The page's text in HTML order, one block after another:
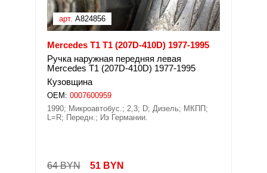
арт. A824856
Mercedes T1 T1 (207D-410D) 1977-1995
Ручка наружная передняя левая
Mercedes T1 (207D-410D) 1977-1995
Кузовщина
OEM: 0007600959
1990; Микроавтобус.; 2,3; D; Дизель; МКПП;
L=R; Передн.; Из Германии.
64 BYN 51 BYN